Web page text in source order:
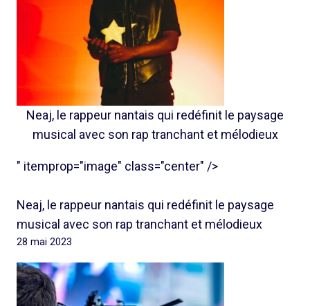
Neaj, le rappeur nantais qui redéfinit le paysage
musical avec son rap tranchant et mélodieux
" itemprop="image" class="center" />
Neaj, le rappeur nantais qui redéfinit le paysage
musical avec son rap tranchant et mélodieux
28 mai 2023